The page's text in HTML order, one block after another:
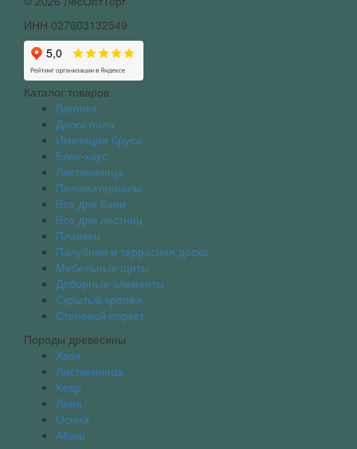
ИНН 027603132549
Каталог товаров
Вагонка
Доска пола
Имитация бруса
Блок-хаус
Лиственница
Пиломатериалы
Все для бани
Все для лестниц
Планкен
Палубная и террасная доска
Мебельные щиты
Доборные элементы
Скрытый крепёж
Стеновой паркет
Породы древесины
Хвоя
Лиственница
Кедр
Липа
Осина
Абаш